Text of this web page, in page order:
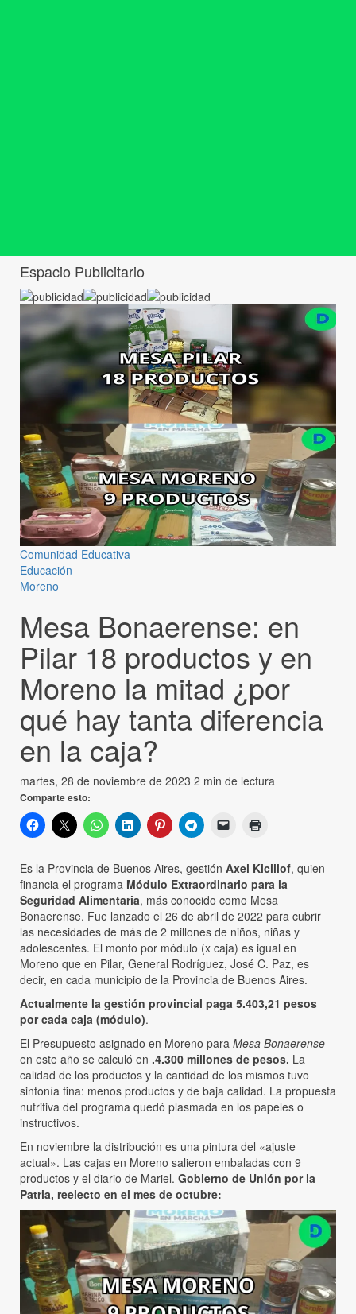
Espacio Publicitario
Comunidad Educativa
Educación
Moreno
Mesa Bonaerense: en
Pilar 18 productos y en
Moreno la mitad ¿por
qué hay tanta diferencia
en la caja?
martes, 28 de noviembre de 2023 2 min de lectura
Comparte esto:
Es la Provincia de Buenos Aires, gestión Axel Kicillof, quien
financia el programa Módulo Extraordinario para la
Seguridad Alimentaria, más conocido como Mesa
Bonaerense. Fue lanzado el 26 de abril de 2022 para cubrir
las necesidades de más de 2 millones de niños, niñas y
adolescentes. El monto por módulo (x caja) es igual en
Moreno que en Pilar, General Rodríguez, José C. Paz, es
decir, en cada municipio de la Provincia de Buenos Aires.
Actualmente la gestión provincial paga 5.403,21 pesos
por cada caja (módulo).
El Presupuesto asignado en Moreno para Mesa Bonaerense
en este año se calculó en .4.300 millones de pesos. La
calidad de los productos y la cantidad de los mismos tuvo
sintonía fina: menos productos y de baja calidad. La propuesta
nutritiva del programa quedó plasmada en los papeles o
instructivos.
En noviembre la distribución es una pintura del «ajuste
actual». Las cajas en Moreno salieron embaladas con 9
productos y el diario de Mariel. Gobierno de Unión por la
Patria, reelecto en el mes de octubre: